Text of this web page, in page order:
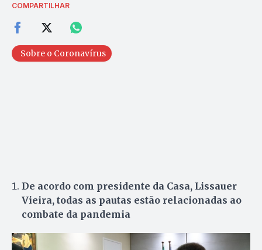
COMPARTILHAR
Sobre o Coronavírus
De acordo com presidente da Casa, Lissauer
Vieira, todas as pautas estão relacionadas ao
combate da pandemia